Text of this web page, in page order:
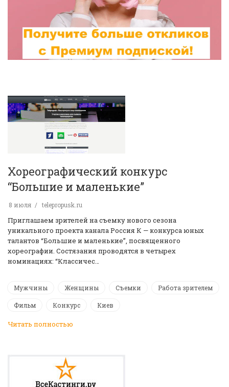
Хореографический конкурс
“Большие и маленькие”
8 июля telepropusk.ru
Приглашаем зрителей на съемку нового сезона
уникального проекта канала Россия К — конкурса юных
талантов “Большие и маленькие”, посвященного
хореографии. Состязания проводятся в четырех
номинациях: “Классичес…
Мужчины Женщины Съемки Работа зрителем
Фильм Конкурс Киев
Читать полностью